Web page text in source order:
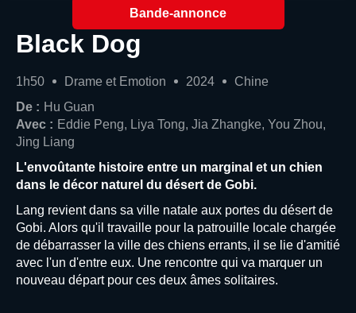
Bande-annonce
Black Dog
1h50 Drame et Emotion 2024
Chine
De : Hu Guan
Avec : Eddie Peng, Liya Tong, Jia Zhangke, You Zhou,
Jing Liang
L'envoûtante histoire entre un marginal et un chien
dans le décor naturel du désert de Gobi.
Lang revient dans sa ville natale aux portes du désert de
Gobi. Alors qu'il travaille pour la patrouille locale chargée
de débarrasser la ville des chiens errants, il se lie d'amitié
avec l'un d'entre eux. Une rencontre qui va marquer un
nouveau départ pour ces deux âmes solitaires.